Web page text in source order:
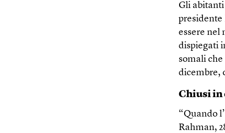
Gli
presidente
essere nel
dispiegati
somali
dicembre,
Chiusi in
“Quando
Rahman,